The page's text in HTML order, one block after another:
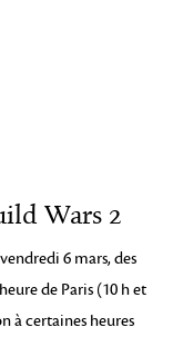
Wars 2
6 mars, des
de Paris (10 h et
à certaines heures